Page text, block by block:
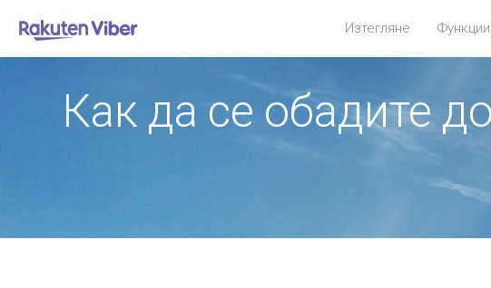
Изтегляне Функции
Как да се обадите